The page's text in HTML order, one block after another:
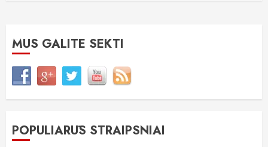
MUS GALITE SEKTI
POPULIARŪS STRAIPSNIAI